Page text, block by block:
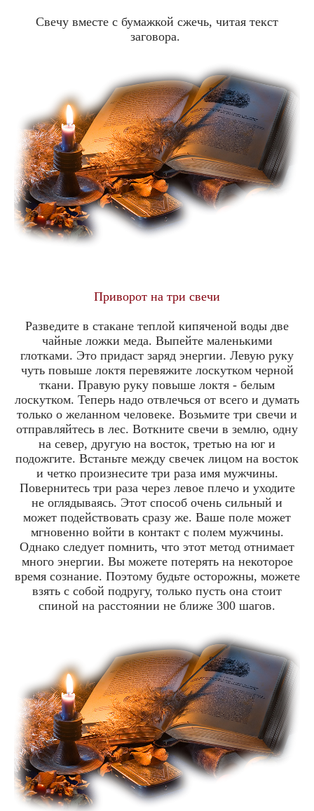
Свечу вместе с бумажкой сжечь, читая текст
заговора.
Приворот на три свечи
Разведите в стакане теплой кипяченой воды две
чайные ложки меда. Выпейте маленькими
глотками. Это придаст заряд энергии. Левую руку
чуть повыше локтя перевяжите лоскутком черной
ткани. Правую руку повыше локтя - белым
лоскутком. Теперь надо отвлечься от всего и думать
только о желанном человеке. Возьмите три свечи и
отправляйтесь в лес. Воткните свечи в землю, одну
на север, другую на восток, третью на юг и
подожгите. Встаньте между свечек лицом на восток
и четко произнесите три раза имя мужчины.
Повернитесь три раза через левое плечо и уходите
не оглядываясь. Этот способ очень сильный и
может подействовать сразу же. Ваше поле может
мгновенно войти в контакт с полем мужчины.
Однако следует помнить, что этот метод отнимает
много энергии. Вы можете потерять на некоторое
время сознание. Поэтому будьте осторожны, можете
взять с собой подругу, только пусть она стоит
спиной на расстоянии не ближе 300 шагов.